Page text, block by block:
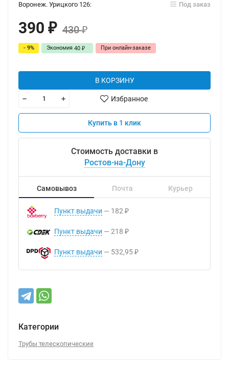
Воронеж. Урицкого 126:
Под заказ
390 ₽ 430₽
- 9% Экономия 40 ₽ При онлайн-заказе
В КОРЗИНУ
Избранное
Купить в 1 клик
Стоимость доставки в
Ростов-на-Дону
Самовывоз Почта Курьер
Пункт выдачи 182 ₽
Пункт выдачи 218 ₽
Пункт выдачи 532,95 ₽
Категории
Трубы телескопические